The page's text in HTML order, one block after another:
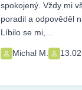
spokojený. Vždy mi
poradil a odpověděl
Líbilo se mi,…
Michal M.